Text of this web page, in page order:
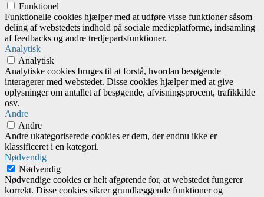
Funktionel
Funktionelle cookies hjælper med at udføre visse funktioner såsom
deling af webstedets indhold på sociale medieplatforme, indsamling
af feedbacks og andre tredjepartsfunktioner.
Analytisk
Analytisk
Analytiske cookies bruges til at forstå, hvordan besøgende
interagerer med webstedet. Disse cookies hjælper med at give
oplysninger om antallet af besøgende, afvisningsprocent, trafikkilde
osv.
Andre
Andre
Andre ukategoriserede cookies er dem, der endnu ikke er
klassificeret i en kategori.
Nødvendig
Nødvendig
Nødvendige cookies er helt afgørende for, at webstedet fungerer
korrekt. Disse cookies sikrer grundlæggende funktioner og